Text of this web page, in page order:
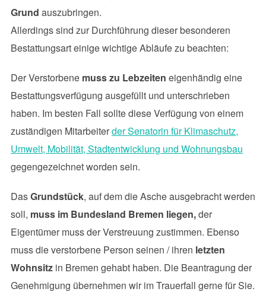
Grund auszubringen.
Allerdings sind zur Durchführung dieser besonderen
Bestattungsart einige wichtige Abläufe zu beachten:
Der Verstorbene muss zu Lebzeiten eigenhändig eine
Bestattungsverfügung ausgefüllt und unterschrieben
haben. Im besten Fall sollte diese Verfügung von einem
zuständigen Mitarbeiterder Senatorin für Klimaschutz,
Umwelt, Mobilität, Stadtentwicklung und Wohnungsbau
gegengezeichnet worden sein.
DasGrundstück, auf dem die Asche ausgebracht werden
soll, muss im Bundesland Bremen liegen,der
Eigentümer muss der Verstreuung zustimmen. Ebenso
muss die verstorbene Person seinen / ihren letzten
Wohnsitzin Bremen gehabt haben. Die Beantragung der
Genehmigung übernehmen wir im Trauerfall gerne für Sie.